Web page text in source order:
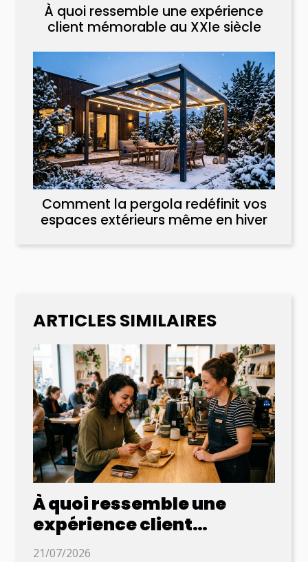
À quoi ressemble une expérience
client mémorable au XXIe siècle
Comment la pergola redéfinit vos
espaces extérieurs même en hiver
ARTICLES SIMILAIRES
À quoi ressemble une
expérience client
mémorable au XXIe siècle
21/07/2026